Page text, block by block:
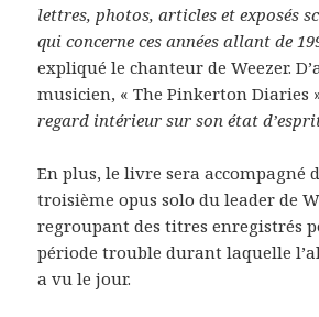
lettres, photos, articles et exposés
qui concerne ces années allant de
expliqué le chanteur de Weezer.
musicien, « The Pinkerton Diaries
regard intérieur sur son état
En plus, le livre sera accompagné
troisième opus solo du leader de
regroupant des titres enregistrés
période trouble durant laquelle
a vu le jour.